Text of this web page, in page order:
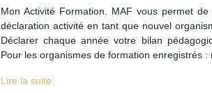
Mon Activité Formation. MAF vous permet
déclaration activité en tant que nouvel
Déclarer chaque année votre bilan
Pour les organismes de formation enregistrés :
Lire la suite